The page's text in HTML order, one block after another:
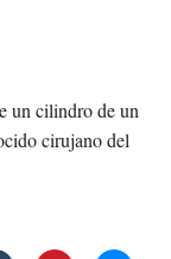
un cilindro de un
cirujano del